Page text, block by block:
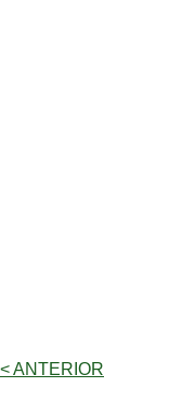
< ANTERIOR